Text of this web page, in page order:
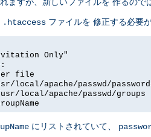
ますが、新しいファイルを 作るの
.htaccess ファイルを 修正する必要
Only"
file
local/apache/passwd/
local/apache/passwd/groups
にリストされていて、